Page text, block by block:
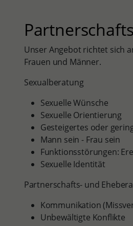
Unser Angebot richtet sich
Frauen und Männer.
Sexualberatung
Sexuelle Wünsche
Sexuelle Orientierung
Gesteigertes oder
Mann sein - Frau sein
Funktionsstörungen:
Sexuelle Identität
Partnerschafts- und
Kommunikation
Unbewältigte Konflikte